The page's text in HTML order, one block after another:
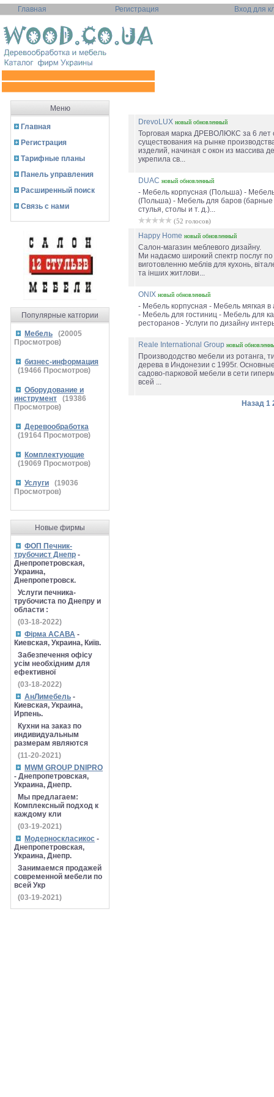
Главная Регистрация Вход для
Меню
Главная
Регистрация
Тарифные планы
Панель управления
Расширенный поиск
Связь с нами
Популярные катгории
Мебель (20005
Просмотров)
бизнес-информация
(19466 Просмотров)
Оборудование и
инструмент
(19386
Просмотров)
Деревообработка
(19164 Просмотров)
Комплектующие
(19069 Просмотров)
Услуги (19036
Просмотров)
Новые фирмы
ФОП Печник-
трубочист Днепр -
Днепропетровская,
Украина,
Днепропетровск.
Услуги печника-
трубочиста по Днепру и
области :
(03-18-2022)
Фірма АСАВА -
Киевская, Украина, Київ.
Забезпечення офісу
усім необхідним для
ефективної
(03-18-2022)
АнЛимебель -
Киевская, Украина,
Ирпень.
Кухни на заказ по
индивидуальным
размерам являются
(11-20-2021)
MWM GROUP DNIPRO
- Днепропетровская,
Украина, Днепр.
Мы предлагаем:
Комплексный подход к
каждому кли
(03-19-2021)
Модерноскласикос -
Днепропетровская,
Украина, Днепр.
Занимаемся продажей
современной мебели по
всей Укр
(03-19-2021)
DrevoLUX новый обновленный
Торговая марка ДРЕВОЛЮКС за 6 лет
существования на рынке
изделий, начиная с окон из массива
укрепила св...
DUAC новый обновленный
- Мебель корпусная (Польша) -
(Польша) - Мебель для баров (барные
стулья, столы и т. д.)...
(52 голосов)
Happy Home новый обновленный
Cалон-магазин меблевого дизайну.
Ми надаємо широкий спектр послуг по
виготовленню меблів для кухонь,
та інших житлови...
ONIX новый обновленный
- Мебель корпусная - Мебель мягкая в
- Мебель для гостиниц - Мебель для
ресторанов - Услуги по дизайну
Reale International Group новый
Производодство мебели из ротанга,
дерева в Индонезии с 1995г.
садово-парковой мебели в сети
всей ...
Назад 1